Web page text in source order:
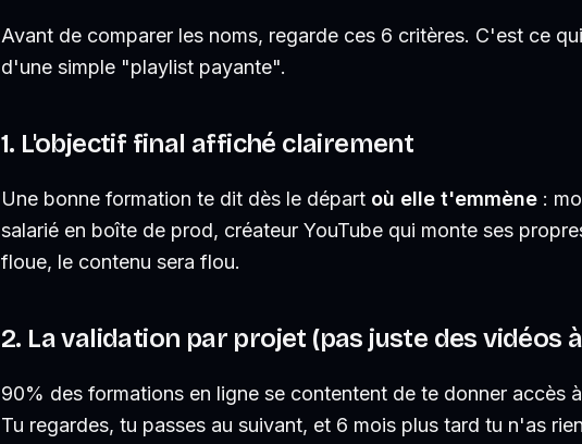
Avant de comparer les noms, regarde ces 6 critères. C'est ce
d'une simple "playlist payante".
1. L'objectif final affiché clairement
Une bonne formation te dit dès le départ où elle t'emmène :
salarié en boîte de prod, créateur YouTube qui monte ses
floue, le contenu sera flou.
2. La validation par projet (pas juste des vidéos
90% des formations en ligne se contentent de te donner accès
Tu regardes, tu passes au suivant, et 6 mois plus tard tu n'as